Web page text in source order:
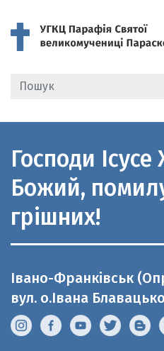
Господи
Божий,
грішних!
Івано-Франківськ
вул. о.Івана